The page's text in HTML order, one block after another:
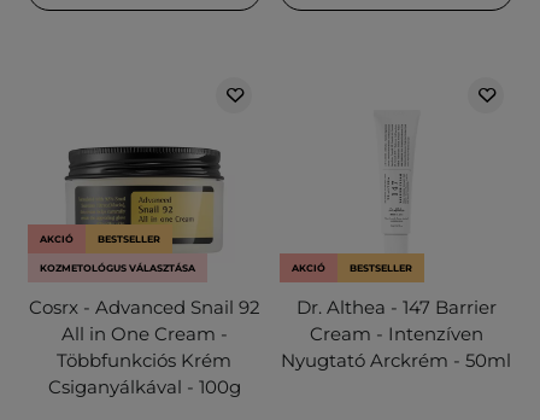
AKCIÓ BESTSELLER
KOZMETOLÓGUS VÁLASZTÁSA
Cosrx - Advanced Snail 92
All in One Cream -
Többfunkciós Krém
Csiganyálkával - 100g
AKCIÓ BESTSELLER
Dr. Althea - 147 Barrier
Cream - Intenzíven
Nyugtató Arckrém - 50ml